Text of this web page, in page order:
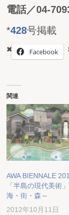
電話／04-
*428号掲載
Facebook
関連
AWA BIENNALE
「半島の現代美術
海・街・森～
2012年10月11日